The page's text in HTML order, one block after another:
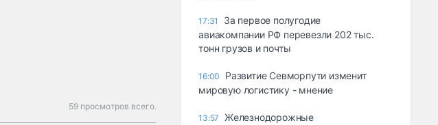
59 просмотров всего.
17:31
За первое полугодие
авиакомпании РФ перевезли 202 тыс.
тонн грузов и почты
16:00
Развитие Севморпути изменит
мировую логистику - мнение
13:57
Железнодорожные